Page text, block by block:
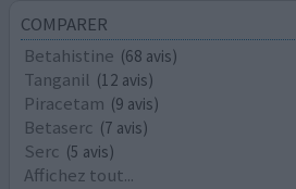
COMPARER
Betahistine (68 avis)
Tanganil (12 avis)
Piracetam (9 avis)
Betaserc (7 avis)
Serc (5 avis)
Affichez tout...